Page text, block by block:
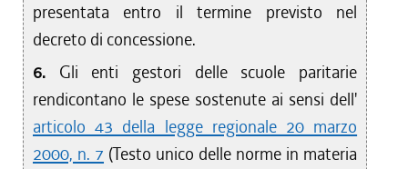
presentata entro il termine previsto nel
decreto di concessione.
6. Gli enti gestori delle scuole paritarie
rendicontano le spese sostenute ai sensi dell'
articolo 43 della legge regionale 20 marzo
2000, n. 7 (Testo unico delle norme in materia